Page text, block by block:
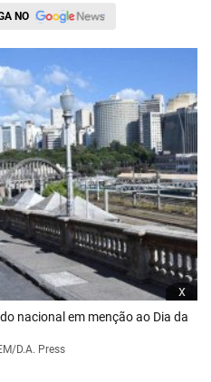
NO
x
nacional em menção ao Dia da
D.A. Press